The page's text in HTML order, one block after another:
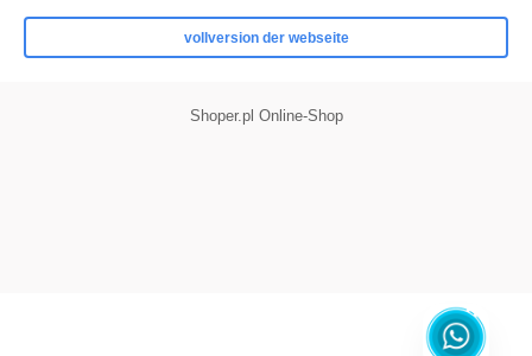
vollversion der webseite
Shoper.pl Online-Shop